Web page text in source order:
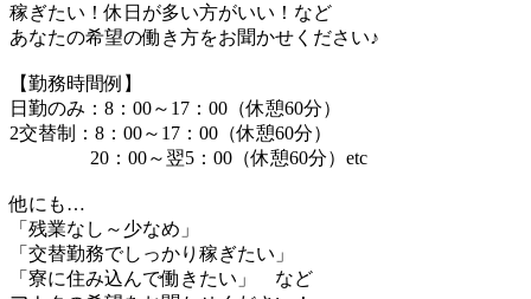
稼ぎたい！休日が多い方がいい！など
あなたの希望の働き方をお聞かせください♪
【勤務時間例】
日勤のみ：8：00～17：00（休憩60分）
2交替制：8：00～17：00（休憩60分）
20：00～翌5：00（休憩60分）etc
他にも…
「残業なし～少なめ」
「交替勤務でしっかり稼ぎたい」
「寮に住み込んで働きたい」 など